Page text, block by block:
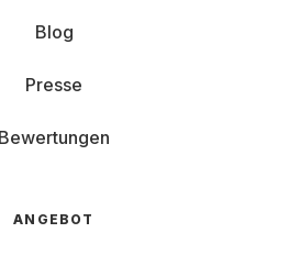
Blog
Presse
Bewertungen
ANGEBOT